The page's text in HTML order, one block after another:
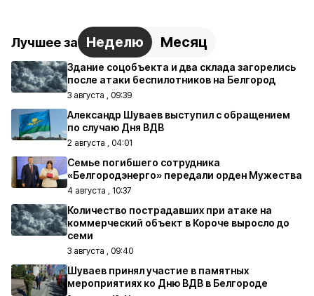
Лучшее за Неделю Месяц
Здание соцобъекта и два склада загорелись
после атаки беспилотников на Белгород
3 августа , 09:39
Александр Шуваев выступил с обращением
по случаю Дня ВДВ
2 августа , 04:01
Семье погибшего сотрудника
«Белгородэнерго» передали орден Мужества
4 августа , 10:37
Количество пострадавших при атаке на
коммерческий объект в Короче выросло до
семи
3 августа , 09:40
Шуваев принял участие в памятных
мероприятиях ко Дню ВДВ в Белгороде